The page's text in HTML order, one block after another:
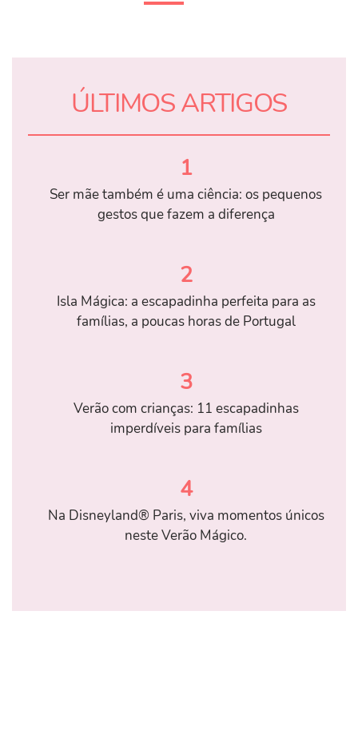
ÚLTIMOS ARTIGOS
1
Ser mãe também é uma ciência: os pequenos
gestos que fazem a diferença
2
Isla Mágica: a escapadinha perfeita para as
famílias, a poucas horas de Portugal
3
Verão com crianças: 11 escapadinhas
imperdíveis para famílias
4
Na Disneyland® Paris, viva momentos únicos
neste Verão Mágico.